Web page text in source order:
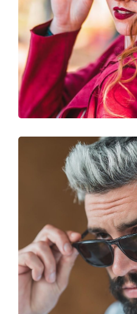
Bügellänge:
Stegbreite:
Gewicht:
Verstellbare Nasenpads:
Accessories
Etui:
Kategorie:
Verwendung:
Code: